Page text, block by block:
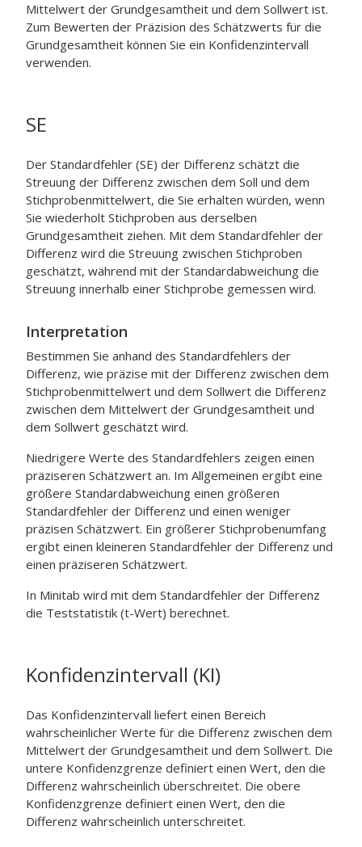
Mittelwert der Grundgesamtheit und dem Sollwert ist.
Zum Bewerten der Präzision des Schätzwerts für die
Grundgesamtheit können Sie ein Konfidenzintervall
verwenden.
SE
Der Standardfehler (SE) der Differenz schätzt die
Streuung der Differenz zwischen dem Soll und dem
Stichprobenmittelwert, die Sie erhalten würden, wenn
Sie wiederholt Stichproben aus derselben
Grundgesamtheit ziehen. Mit dem Standardfehler der
Differenz wird die Streuung zwischen Stichproben
geschätzt, während mit der Standardabweichung die
Streuung innerhalb einer Stichprobe gemessen wird.
Interpretation
Bestimmen Sie anhand des Standardfehlers der
Differenz, wie präzise mit der Differenz zwischen dem
Stichprobenmittelwert und dem Sollwert die Differenz
zwischen dem Mittelwert der Grundgesamtheit und
dem Sollwert geschätzt wird.
Niedrigere Werte des Standardfehlers zeigen einen
präziseren Schätzwert an. Im Allgemeinen ergibt eine
größere Standardabweichung einen größeren
Standardfehler der Differenz und einen weniger
präzisen Schätzwert. Ein größerer Stichprobenumfang
ergibt einen kleineren Standardfehler der Differenz und
einen präziseren Schätzwert.
In Minitab wird mit dem Standardfehler der Differenz
die Teststatistik (t-Wert) berechnet.
Konfidenzintervall (KI)
Das Konfidenzintervall liefert einen Bereich
wahrscheinlicher Werte für die Differenz zwischen dem
Mittelwert der Grundgesamtheit und dem Sollwert. Die
untere Konfidenzgrenze definiert einen Wert, den die
Differenz wahrscheinlich überschreitet. Die obere
Konfidenzgrenze definiert einen Wert, den die
Differenz wahrscheinlich unterschreitet.